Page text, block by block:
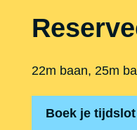
22m baan, 25m
Boek je tijdslot